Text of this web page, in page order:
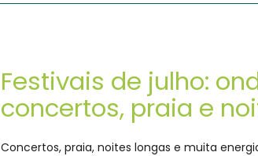
Festivais de julho:
concertos, praia e
Concertos, praia, noites longas e muita